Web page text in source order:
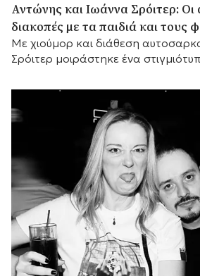
Αντώνης και Ιωάννα Σρόιτερ: Οι
διακοπές με τα παιδιά και τους
Με χιούμορ και διάθεση
Σρόιτερ μοιράστηκε ένα
τρόπο τη σχέση του ζευγαριού